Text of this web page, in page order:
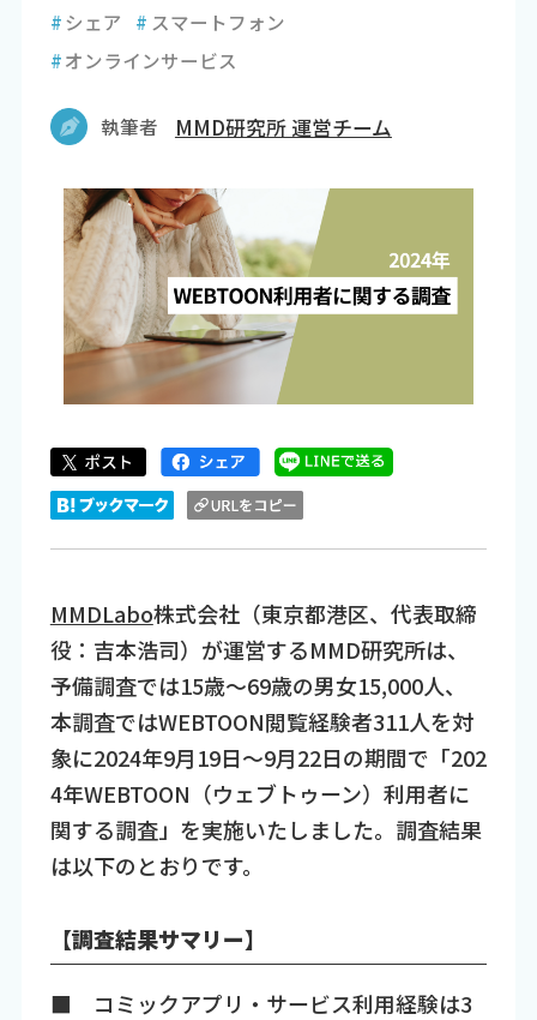
#シェア # スマートフォン
#オンラインサービス
執筆者 MMD研究所 運営チーム
MMDLabo株式会社（東京都港区、代表取締
役：吉本浩司）が運営するMMD研究所は、
予備調査では15歳～69歳の男女15,000人、
本調査ではWEBTOON閲覧経験者311人を対
象に2024年9月19日～9月22日の期間で「202
4年WEBTOON（ウェブトゥーン）利用者に
関する調査」を実施いたしました。調査結果
は以下のとおりです。
【調査結果サマリー】
■ コミックアプリ・サービス利用経験は3